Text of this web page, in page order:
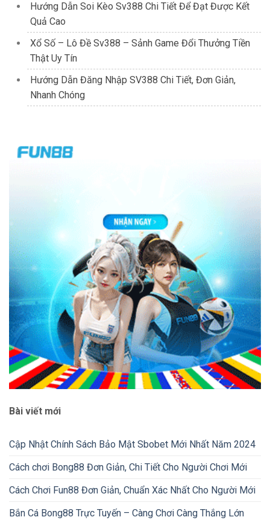
Hướng Dẫn Soi Kèo Sv388 Chi Tiết Để Đạt Được Kết
Quả Cao
Xổ Số – Lô Đề Sv388 – Sảnh Game Đổi Thưởng Tiền
Thật Uy Tín
Hướng Dẫn Đăng Nhập SV388 Chi Tiết, Đơn Giản,
Nhanh Chóng
Bài viết mới
Cập Nhật Chính Sách Bảo Mật Sbobet Mới Nhất Năm 2024
Cách chơi Bong88 Đơn Giản, Chi Tiết Cho Người Chơi Mới
Cách Chơi Fun88 Đơn Giản, Chuẩn Xác Nhất Cho Người Mới
Bắn Cá Bong88 Trực Tuyến – Càng Chơi Càng Thắng Lớn